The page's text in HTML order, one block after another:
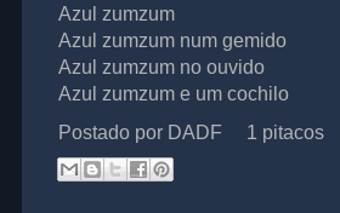
Azul zumzum
Azul zumzum num gemido
Azul zumzum no ouvido
Azul zumzum e um cochilo
Postado por DADF 1 pitacos